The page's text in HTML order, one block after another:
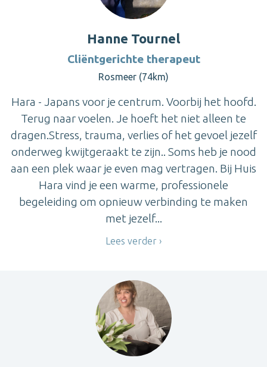
Hanne Tournel
Cliëntgerichte therapeut
Rosmeer (74km)
Hara - Japans voor je centrum. Voorbij het hoofd.
Terug naar voelen. Je hoeft het niet alleen te
dragen.Stress, trauma, verlies of het gevoel jezelf
onderweg kwijtgeraakt te zijn.. Soms heb je nood
aan een plek waar je even mag vertragen. Bij Huis
Hara vind je een warme, professionele
begeleiding om opnieuw verbinding te maken
met jezelf...
Lees verder